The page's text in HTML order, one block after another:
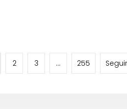
2 3 … 255